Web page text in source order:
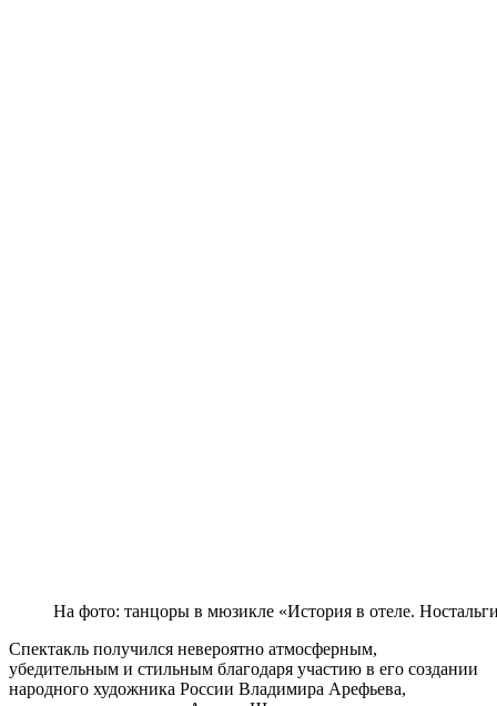
На фото: танцоры в мюзикле «История в отеле.
Спектакль получился невероятно атмосферным,
убедительным и стильным благодаря участию в его создании
народного художника России Владимира Арефьева,